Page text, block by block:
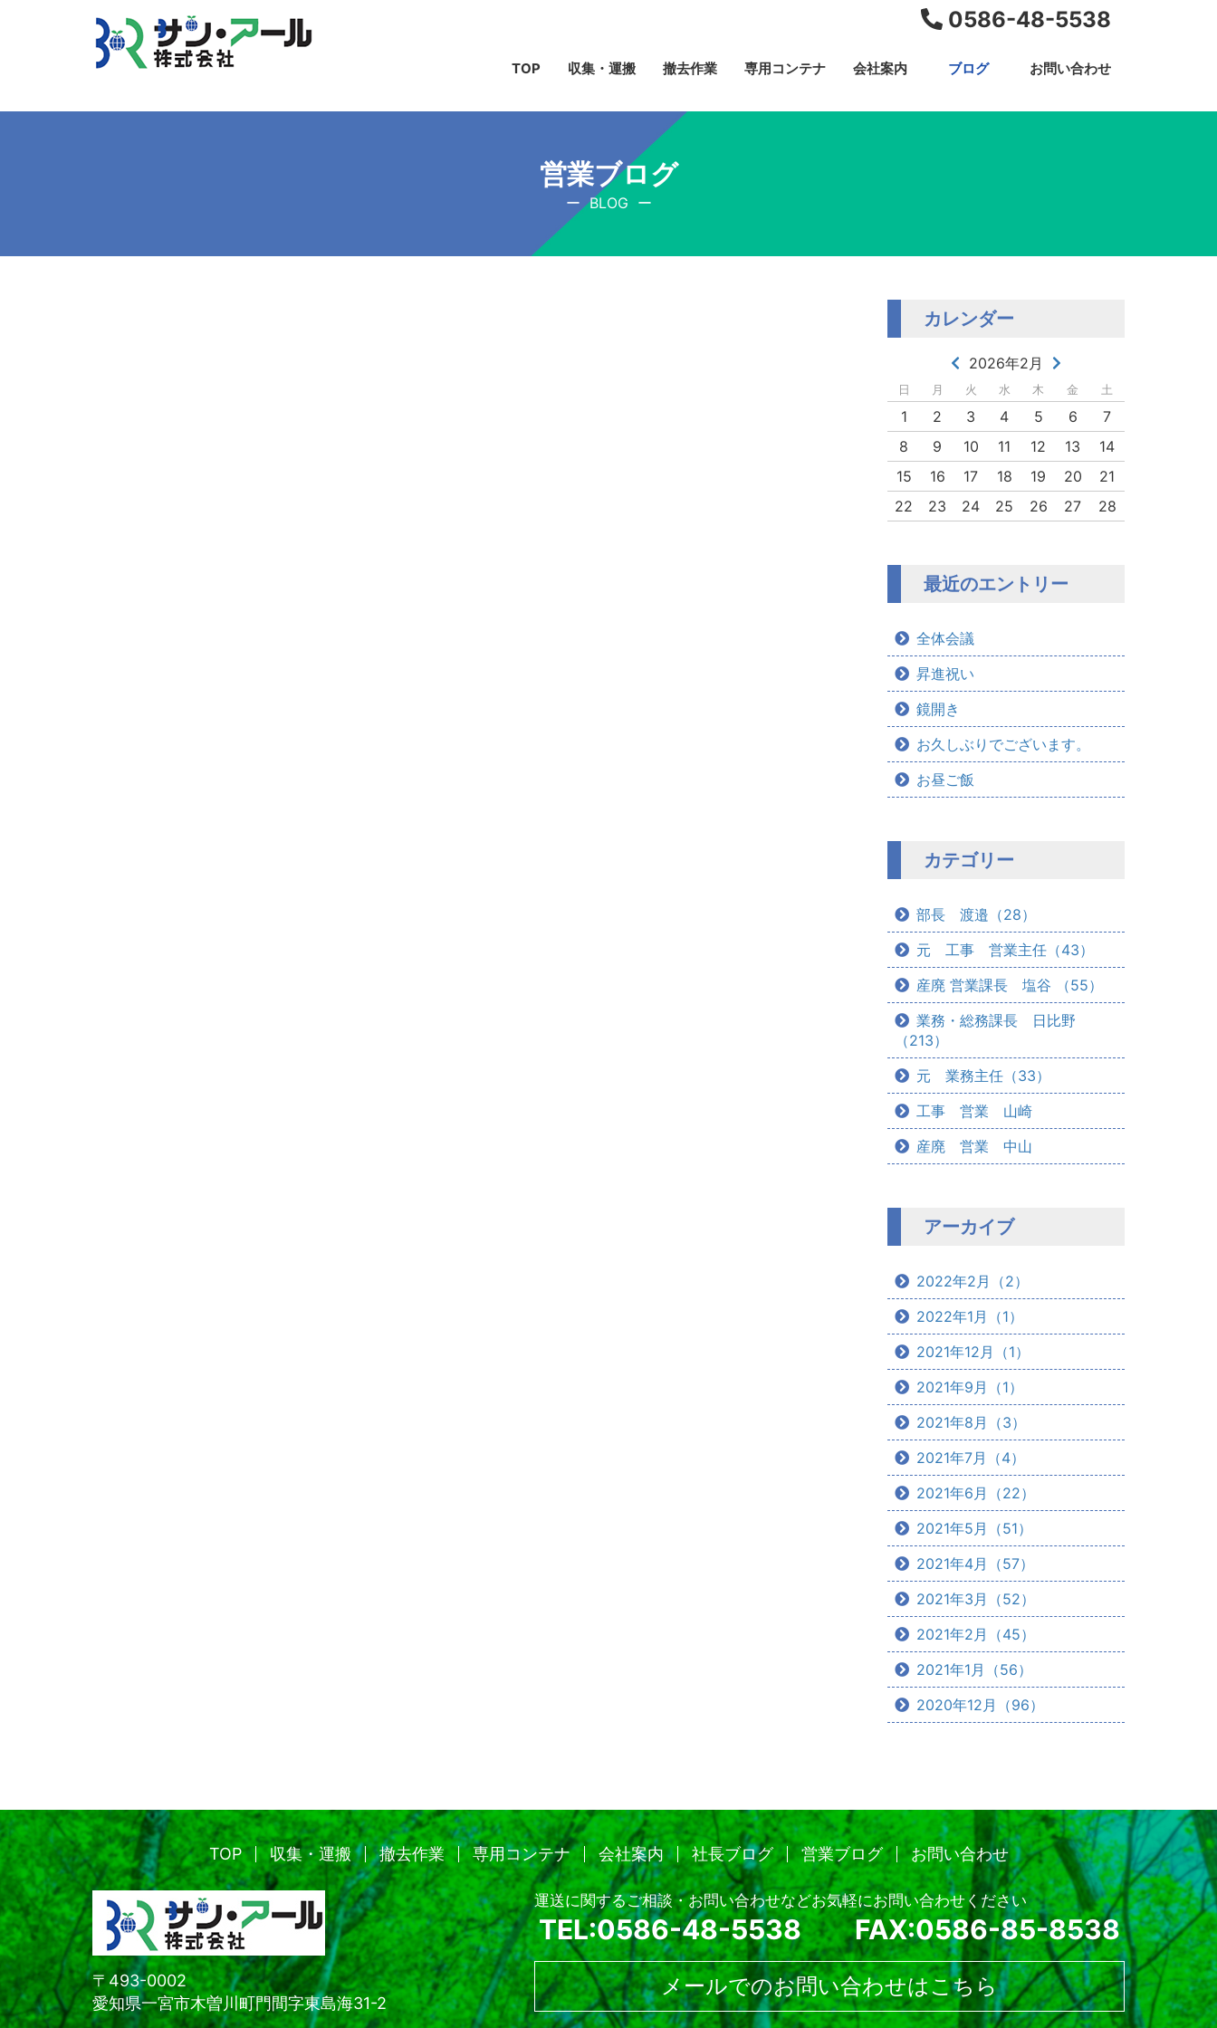
0586-48-5538
TOP 収集・運搬 撤去作業 専用コンテナ 会社案内 ブログ お問い合わせ
営業ブログ
BLOG
カレンダー
2026年2月
日 月 火 水 木 金 土
1 2 3 4 5 6
7
8
9 10 11 12 13
14
15
16 17 18 19 20
21
22
23 24 25 26 27 28
最近のエントリー
全体会議
昇進祝い
鏡開き
お久しぶりでございます。
お昼ご飯
カテゴリー
部長 渡邉（28）
元 工事 営業主任（43）
産廃 営業課長 塩谷 （55）
業務・総務課長 日比野
（213）
元 業務主任（33）
工事 営業 山崎
産廃 営業 中山
アーカイブ
2022年2月（2）
2022年1月（1）
2021年12月（1）
2021年9月（1）
2021年8月（3）
2021年7月（4）
2021年6月（22）
2021年5月（51）
2021年4月（57）
2021年3月（52）
2021年2月（45）
2021年1月（56）
2020年12月（96）
TOP 収集・運搬 撤去作業 専用コンテナ 会社案内 社長ブログ 営業ブログ お問い合わせ
〒493-0002
愛知県一宮市木曽川町門間字東島海31-2
運送に関するご相談・お問い合わせなどお気軽にお問い合わせください
TEL:0586-48-5538 FAX:0586-85-8538
メールでのお問い合わせはこちら